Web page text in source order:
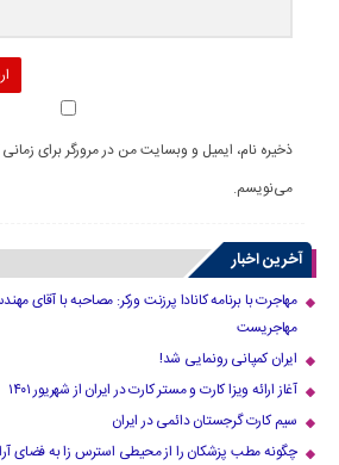
ذخیره نام، ایمیل و وبسایت من در مرورگر برای
می‌نویسم.
آخرین اخبار
مهاجرت با برنامه کانادا پرزنت ورکر: مصاحبه با آقای
مهاجریست
ایران کمپانی رونمایی شد!
آغاز ارائه ویزا کارت و مستر کارت در ایران از شهریور ۱۴۰۱
سیم کارت گرجستان دائمی در ایران
چگونه مطب پزشکان را از محیطی استرس زا به فضای